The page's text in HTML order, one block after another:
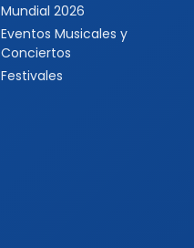
Mundial 2026
Eventos Musicales y
Conciertos
Festivales